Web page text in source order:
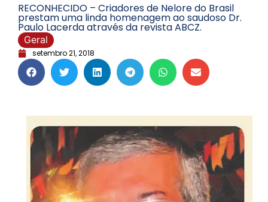
RECONHECIDO – Criadores de Nelore do Brasil
prestam uma linda homenagem ao saudoso Dr.
Paulo Lacerda através da revista ABCZ.
Geral
setembro 21, 2018